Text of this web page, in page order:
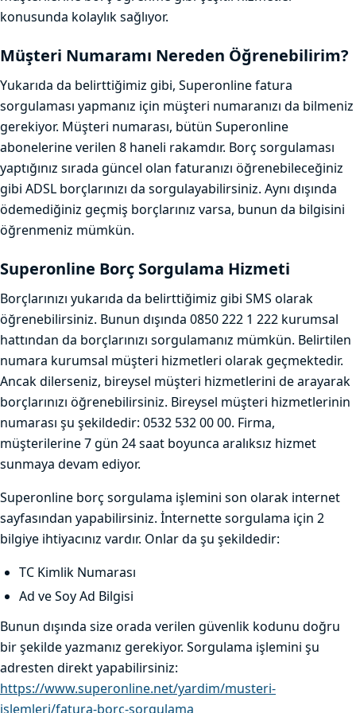
konusunda kolaylık sağlıyor.
Müşteri Numaramı Nereden Öğrenebilirim?
Yukarıda da belirttiğimiz gibi, Superonline fatura
sorgulaması yapmanız için müşteri numaranızı da bilmeniz
gerekiyor. Müşteri numarası, bütün Superonline
abonelerine verilen 8 haneli rakamdır. Borç sorgulaması
yaptığınız sırada güncel olan faturanızı öğrenebileceğiniz
gibi ADSL borçlarınızı da sorgulayabilirsiniz. Aynı dışında
ödemediğiniz geçmiş borçlarınız varsa, bunun da bilgisini
öğrenmeniz mümkün.
Superonline Borç Sorgulama Hizmeti
Borçlarınızı yukarıda da belirttiğimiz gibi SMS olarak
öğrenebilirsiniz. Bunun dışında 0850 222 1 222 kurumsal
hattından da borçlarınızı sorgulamanız mümkün. Belirtilen
numara kurumsal müşteri hizmetleri olarak geçmektedir.
Ancak dilerseniz, bireysel müşteri hizmetlerini de arayarak
borçlarınızı öğrenebilirsiniz. Bireysel müşteri hizmetlerinin
numarası şu şekildedir: 0532 532 00 00. Firma,
müşterilerine 7 gün 24 saat boyunca aralıksız hizmet
sunmaya devam ediyor.
Superonline borç sorgulama işlemini son olarak internet
sayfasından yapabilirsiniz. İnternette sorgulama için 2
bilgiye ihtiyacınız vardır. Onlar da şu şekildedir:
TC Kimlik Numarası
Ad ve Soy Ad Bilgisi
Bunun dışında size orada verilen güvenlik kodunu doğru
bir şekilde yazmanız gerekiyor. Sorgulama işlemini şu
adresten direkt yapabilirsiniz:
https://www.superonline.net/yardim/musteri-
islemleri/fatura-borc-sorgulama